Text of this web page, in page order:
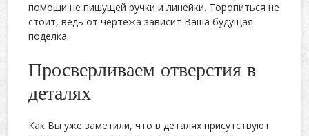
помощи не пишущей ручки и линейки. Торопиться не
стоит, ведь от чертежа зависит Ваша будущая
поделка.
Просверливаем отверстия в
деталях
Как Вы уже заметили, что в деталях присутствуют